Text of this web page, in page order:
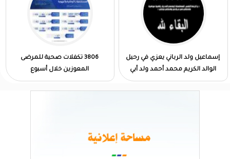
إسماعيل ولد الرباني يعزي في رحيل
الوالد الكريم محمد أحمد ولد أبي
3806 تكفلات صحية للمرضى
المعوزين خلال أسبوع